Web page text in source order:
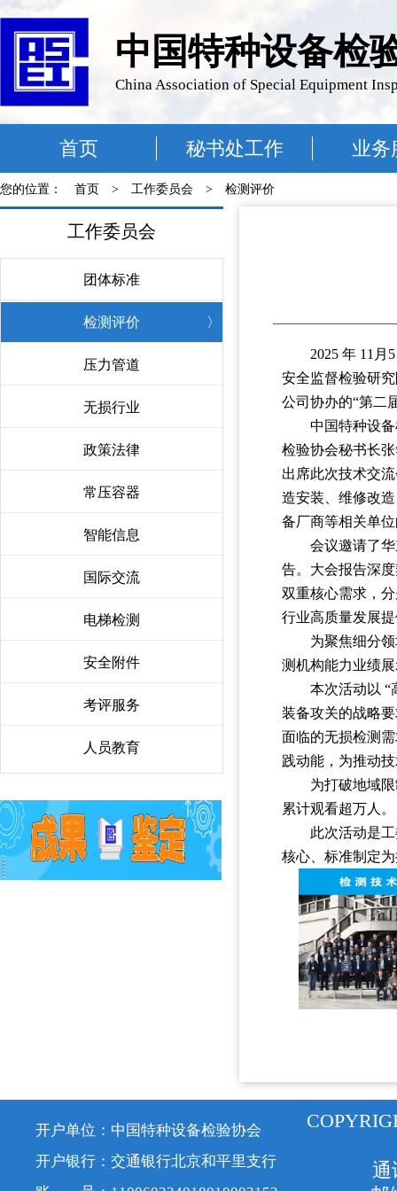
中国特种设备检
China Association of Special Equipment
首页 秘书处工作 业务
您的位置： 首页 > 工作委员会 > 检测评价
工作委员会
团体标准
检测评价 〉
压力管道
无损行业
政策法律
常压容器
智能信息
国际交流
电梯检测
安全附件
考评服务
人员教育
2025 年 11
安全监督检验研
公司协办的“第二
中国特种设
检验协会秘书长
出席此次技术交
造安装、维修改
备厂商等相关单
会议邀请了
告。大会报告深
双重核心需求，
行业高质量发展
为聚焦细分
测机构能力业绩
本次活动以 “
装备攻关的战略
面临的无损检测
践动能，为推动
为打破地域
累计观看超万人。
此次活动是
核心、标准制定
开户单位：中国特种设备检验协会
开户银行：交通银行北京和平里支行
通